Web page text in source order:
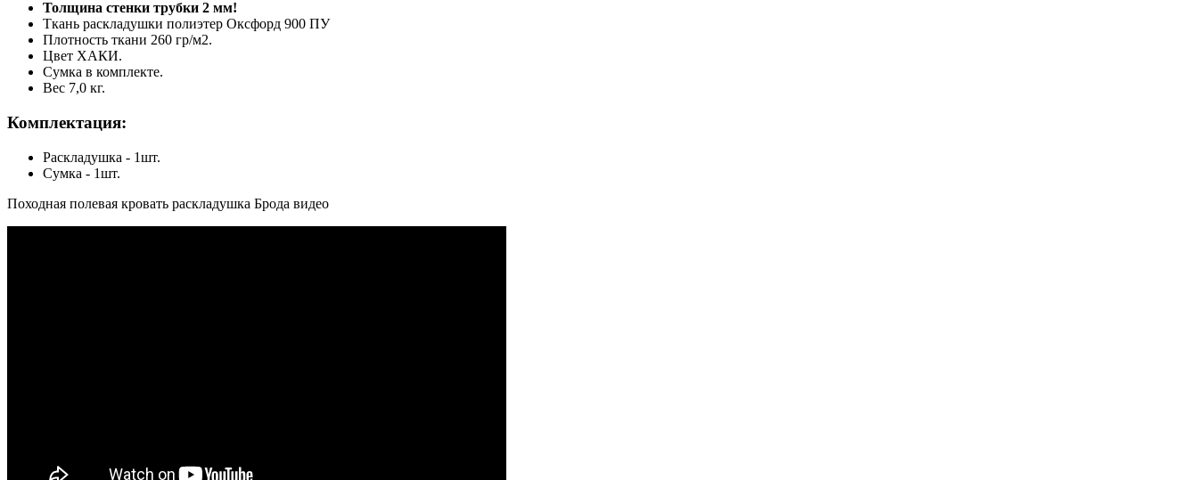
Толщина стенки трубки 2 мм!
Ткань раскладушки полиэтер Оксфорд 900 ПУ
Плотность ткани 260 гр/м2.
Цвет ХАКИ.
Сумка в комплекте.
Вес 7,0 кг.
Комплектация:
Раскладушка - 1шт.
Сумка - 1шт.
Походная полевая кровать раскладушка Брода видео